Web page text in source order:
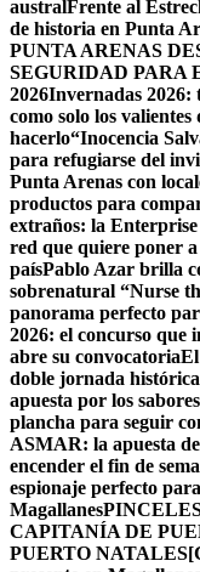
australFrente al
de historia en Punta
PUNTA ARENAS
SEGURIDAD PARA
2026Invernadas 2026:
como solo los
hacerlo“Inocencia
para refugiarse del
Punta Arenas con
productos para
extraños: la
red que quiere poner
paísPablo Azar brilla
sobrenatural “Nurse
panorama perfecto
2026: el concurso que
abre su convocatoriaEl
doble jornada
apuesta por los
plancha para seguir
ASMAR: la apuesta
encender el fin de
espionaje perfecto
Magallanes
CAPITANÍA DE
PUERTO NATALES